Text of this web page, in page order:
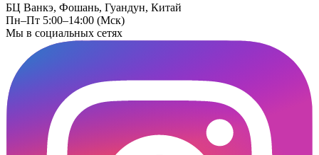
БЦ Ванкэ, Фошань, Гуандун, Китай
Пн–Пт 5:00–14:00 (Мск)
Мы в социальных сетях